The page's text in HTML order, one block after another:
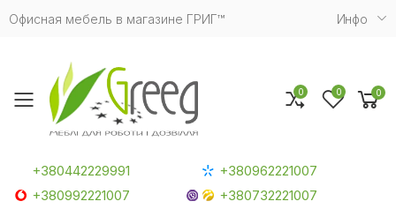
Офисная мебель в магазине ГРИГ™ Инфо
Toggle mobile menu
+380442229991
+380962221007
+380992221007
+380732221007
0 0 0